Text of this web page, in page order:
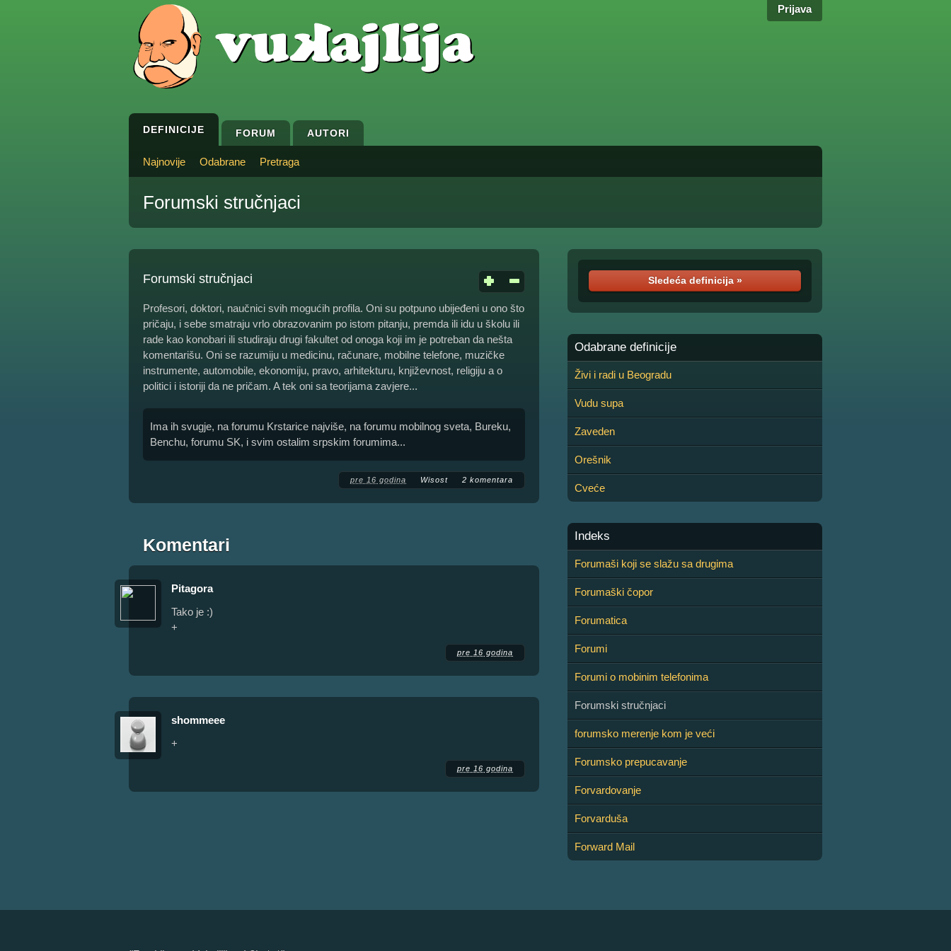
Prijava
DEFINICIJE FORUM AUTORI
Najnovije Odabrane Pretraga
Forumski stručnjaci
Forumski stručnjaci
Profesori, doktori, naučnici svih mogućih profila. Oni su potpuno ubijeđeni u ono što
pričaju, i sebe smatraju vrlo obrazovanim po istom pitanju, premda ili idu u školu ili
rade kao konobari ili studiraju drugi fakultet od onoga koji im je potreban da nešta
komentarišu. Oni se razumiju u medicinu, računare, mobilne telefone, muzičke
instrumente, automobile, ekonomiju, pravo, arhitekturu, književnost, religiju a o
politici i istoriji da ne pričam. A tek oni sa teorijama zavjere...
Ima ih svugje, na forumu Krstarice najviše, na forumu mobilnog sveta, Bureku,
Benchu, forumu SK, i svim ostalim srpskim forumima...
pre 16 godina Wisost 2 komentara
Komentari
Pitagora
Tako je :)
+
pre 16 godina
shommeee
+
pre 16 godina
Sledeća definicija »
Odabrane definicije
Živi i radi u Beogradu
Vudu supa
Zaveden
Orešnik
Cveće
Indeks
Forumaši koji se slažu sa drugima
Forumaški čopor
Forumatica
Forumi
Forumi o mobinim telefonima
Forumski stručnjaci
forumsko merenje kom je veći
Forumsko prepucavanje
Forvardovanje
Forvarduša
Forward Mail